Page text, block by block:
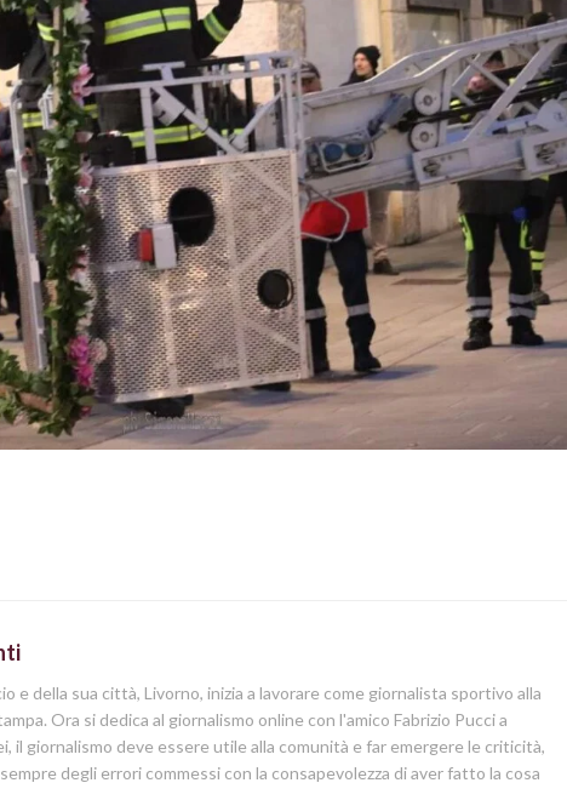
e della sua città, Livorno, inizia a lavorare come giornalista sportivo alla
Ora si dedica al giornalismo online con l'amico Fabrizio Pucci a
il giornalismo deve essere utile alla comunità e far emergere le criticità,
degli errori commessi con la consapevolezza di aver fatto la cosa